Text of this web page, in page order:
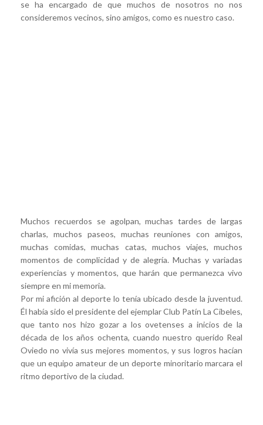
se ha encargado de que muchos de nosotros no nos
consideremos vecinos, sino amigos, como es nuestro caso.
Muchos recuerdos se agolpan, muchas tardes de largas
charlas, muchos paseos, muchas reuniones con amigos,
muchas comidas, muchas catas, muchos viajes, muchos
momentos de complicidad y de alegría. Muchas y variadas
experiencias y momentos, que harán que permanezca vivo
siempre en mi memoria.
Por mi afición al deporte lo tenía ubicado desde la juventud.
Él había sido el presidente del ejemplar Club Patín La Cibeles,
que tanto nos hizo gozar a los ovetenses a inicios de la
década de los años ochenta, cuando nuestro querido Real
Oviedo no vivía sus mejores momentos, y sus logros hacían
que un equipo amateur de un deporte minoritario marcara el
ritmo deportivo de la ciudad.